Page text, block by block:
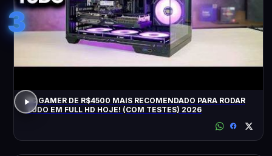
3
PC GAMER DE R$4500 MAIS RECOMENDADO PARA RODAR
TUDO EM FULL HD HOJE! (COM TESTES) 2026